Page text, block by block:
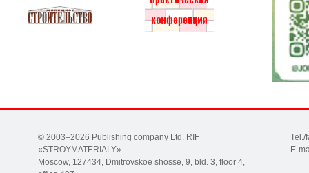
© 2003–2026 Publishing company Ltd. RIF
«STROYMATERIALY»
Moscow, 127434, Dmitrovskoe shosse, 9, bld. 3, floor 4,
Tel./
E-